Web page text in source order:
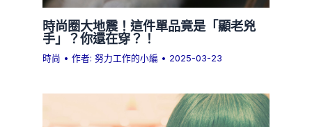
時尚圈大地震！這件單品竟是「顯老兇
手」？你還在穿？！
時尚 • 作者:努力工作的小編 • 2025-03-23